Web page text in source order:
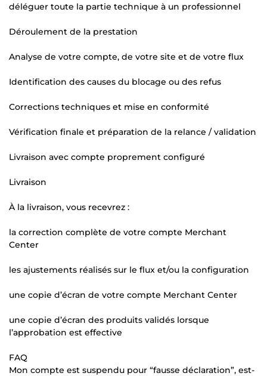
déléguer toute la partie technique à un professionnel
Déroulement de la prestation
Analyse de votre compte, de votre site et de votre flux
Identification des causes du blocage ou des refus
Corrections techniques et mise en conformité
Vérification finale et préparation de la relance / validation
Livraison avec compte proprement configuré
Livraison
À la livraison, vous recevrez :
la correction complète de votre compte Merchant
Center
les ajustements réalisés sur le flux et/ou la configuration
une copie d’écran de votre compte Merchant Center
une copie d’écran des produits validés lorsque
l’approbation est effective
FAQ
Mon compte est suspendu pour “fausse déclaration”, est-